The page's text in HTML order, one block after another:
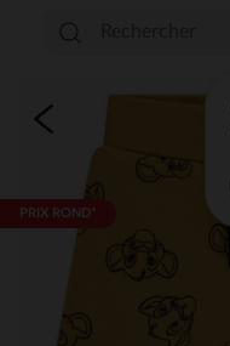
PRIX ROND*